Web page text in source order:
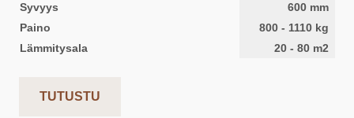
Syvyys
600 mm
Paino
800 - 1110 kg
Lämmitysala
20 - 80 m2
TUTUSTU